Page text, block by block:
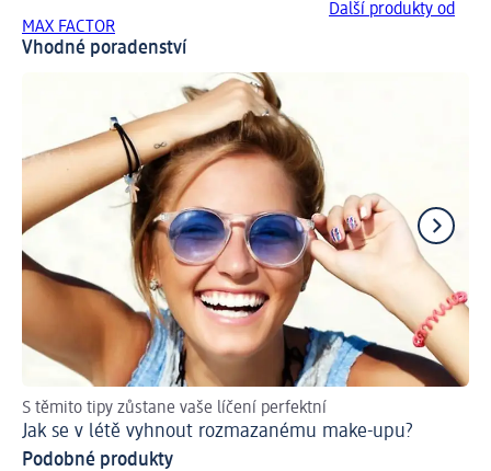
Další produkty od
MAX FACTOR
Vhodné poradenství
S těmito tipy zůstane vaše líčení perfektní
Jak se v létě vyhnout rozmazanému make-upu?
Podobné produkty